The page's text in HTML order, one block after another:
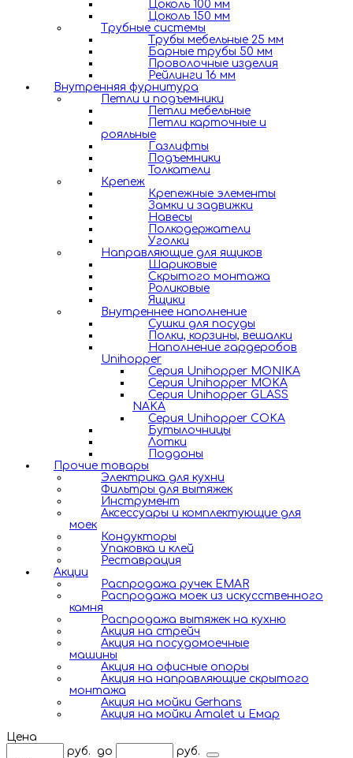
Цоколь 100 мм
Цоколь 150 мм
Трубные системы
Трубы мебельные 25 мм
Барные трубы 50 мм
Проволочные изделия
Рейлинги 16 мм
Внутренняя фурнитура
Петли и подъемники
Петли мебельные
Петли карточные и
рояльные
Газлифты
Подъемники
Толкатели
Крепеж
Крепежные элементы
Замки и задвижки
Навесы
Полкодержатели
Уголки
Направляющие для ящиков
Шариковые
Скрытого монтажа
Роликовые
Ящики
Внутреннее наполнение
Сушки для посуды
Полки, корзины, вешалки
Наполнение гардеробов
Unihopper
Серия Unihopper MONIKA
Серия Unihopper MOKA
Серия Unihopper GLASS
NAKA
Серия Unihopper COKA
Бутылочницы
Лотки
Поддоны
Прочие товары
Электрика для кухни
Фильтры для вытяжек
Инструмент
Аксессуары и комплектующие для
моек
Кондукторы
Упаковка и клей
Реставрация
Акции
Распродажа ручек EMAR
Распродажа моек из искусственного
камня
Распродажа вытяжек на кухню
Акция на стрейч
Акция на посудомоечные
машины
Акция на офисные опоры
Акция на направляющие скрытого
монтажа
Акция на мойки Gerhans
Акция на мойки Amalet и Емар
Цена
руб.
до
руб.